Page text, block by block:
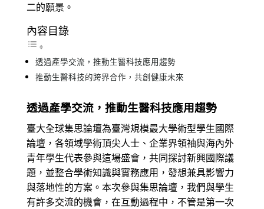
二的願景。
內容目錄
透過產學交流，推動生醫科技應用趨勢
推動生醫科技的跨界合作，共創健康未來
透過產學交流，推動生醫科技應用趨勢
臺大全球集思論壇為臺灣規模最大學術型學生國際
論壇，各領域學術頂尖人士、企業界領袖與海內外
青年學生代表參與這場盛會，共同探討新興國際議
題，並整合學術知識與實務應用，發想兼具影響力
與落地性的方案。本次參與集思論壇，我們與學生
有許多交流的機會，在互動過程中，不管是第一次